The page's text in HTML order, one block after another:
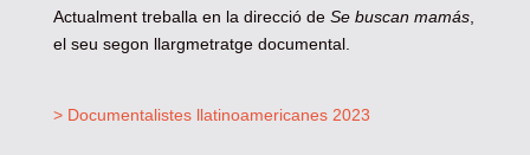
Actualment treballa en la direcció de Se buscan mamás,
el seu segon llargmetratge documental.
> Documentalistes llatinoamericanes 2023